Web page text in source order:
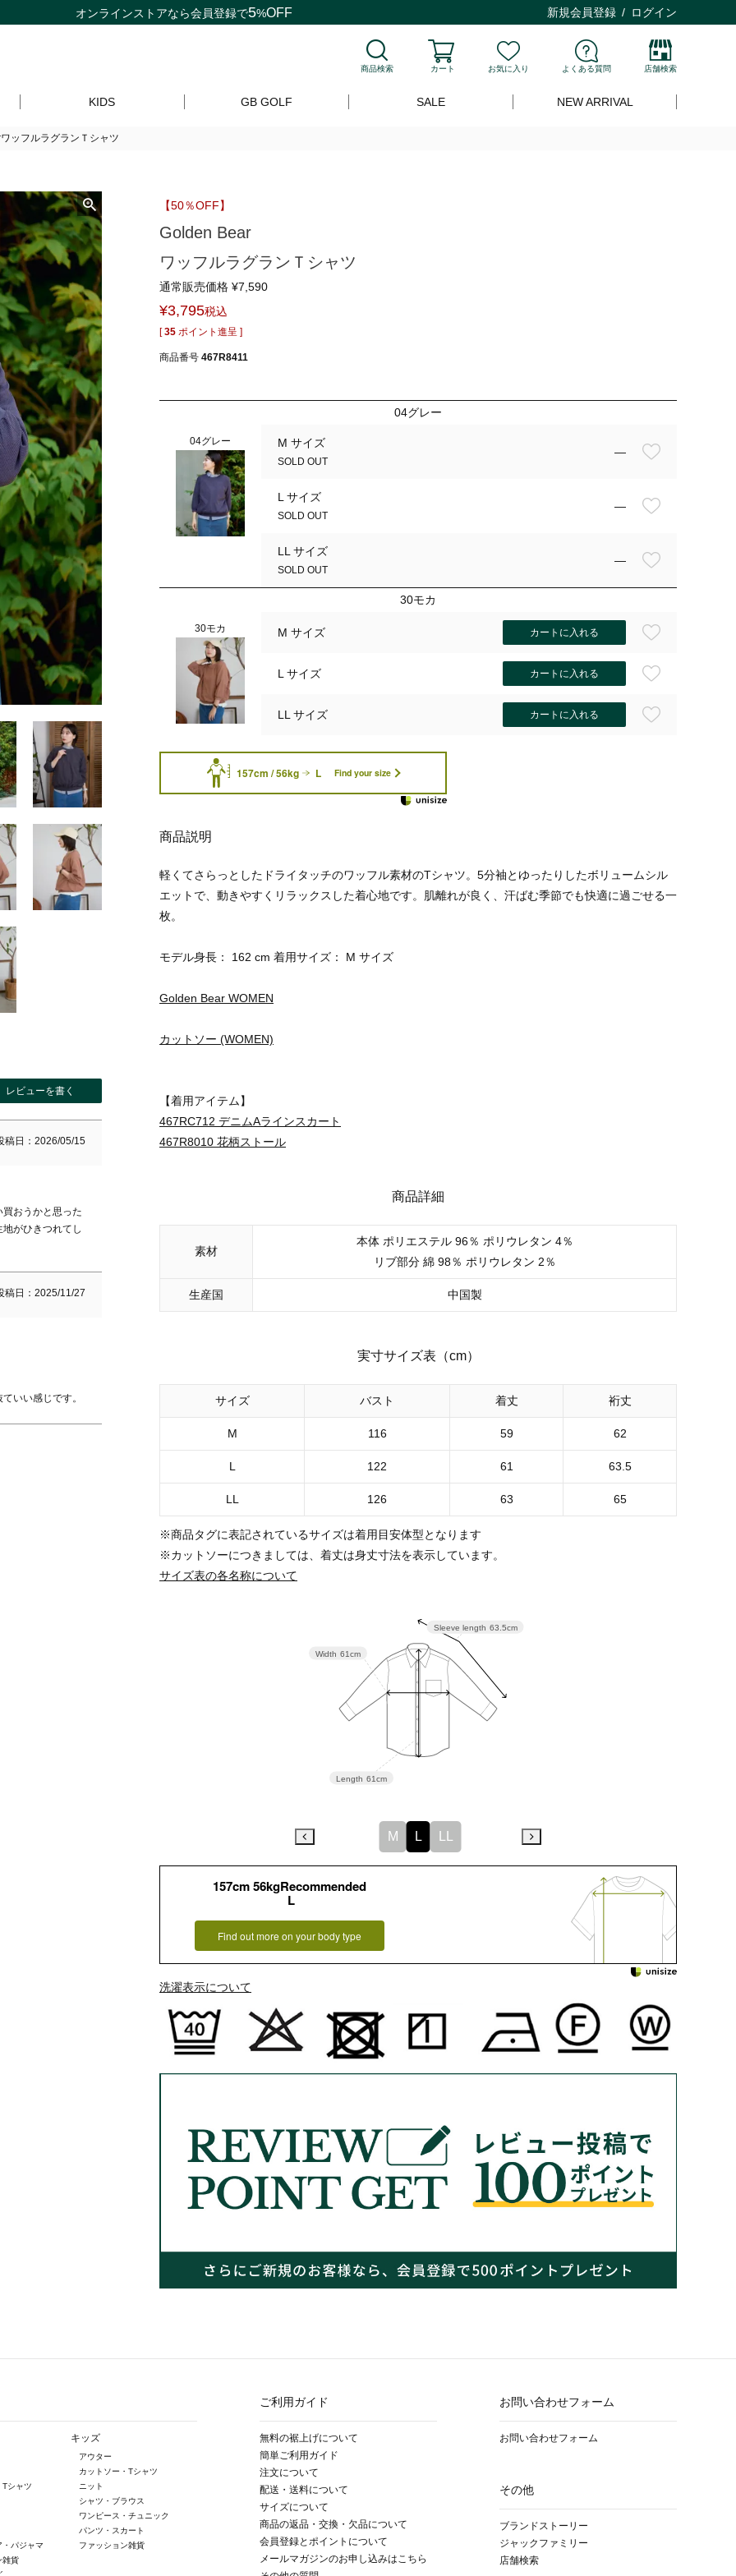
オンラインストアなら会員登録で5%OFF 新規会員登録 ログイン
商品検索 カート お気に入り よくある質問 店舗検索
KIDS GB GOLF SALE NEW ARRIVAL
ッフルラグランＴシャツ
稿日 2026/05/15
おうかと思った
がひきつれてし
稿日 2025/11/27
レビューを書く
【50％OFF】
Golden Bear
ワッフルラグランＴシャツ
通常販売価格 ¥7,590
¥3,795税込
[ 35 ポイント進呈 ]
商品番号 467R8411
04グレー
04グレー M サイズ
SOLD OUT
—
L サイズ
SOLD OUT
—
LL サイズ
SOLD OUT
—
30モカ
30モカ M サイズ カートに入れる
L サイズ カートに入れる
LL サイズ カートに入れる
157cm / 56kg L Find your size
商品説明
軽くてさらっとしたドライタッチのワッフル素材のTシャツ。5分袖とゆったりしたボリュームシル
エットで、動きやすくリラックスした着心地です。肌離れが良く、汗ばむ季節でも快適に過ごせる一
枚。
モデル身長： 162 cm 着用サイズ： M サイズ
Golden Bear WOMEN
カットソー (WOMEN)
【着用アイテム】
467RC712 デニムAラインスカート
467R8010 花柄ストール
商品詳細
素材
本体 ポリエステル 96％ ポリウレタン 4％
リブ部分 綿 98％ ポリウレタン 2％
生産国 中国製
実寸サイズ表（cm）
サイズ バスト 着丈 裄丈
M 116 59 62
L 122 61 63.5
LL 126 63 65
※商品タグに表記されているサイズは着用目安体型となります
※カットソーにつきましては、着丈は身丈寸法を表示しています。
サイズ表の各名称について
Sleeve length 63.5cm
Length 61cm
Width 61cm
M L
157cm 56kgRecommended
L
Find out more on your body type
洗濯表示について
Tシャツ
パジャマ
雑貨
キッズ
アウター
カットソー・Tシャツ
ニット
シャツ・ブラウス
ワンピース・チュニック
パンツ・スカート
ファッション雑貨
ご利用ガイド
無料の裾上げについて
簡単ご利用ガイド
注文について
配送・送料について
サイズについて
商品の返品・交換・欠品について
会員登録とポイントについて
メールマガジンのお申し込みはこちら
お問い合わせフォーム
お問い合わせフォーム
その他
ブランドストーリー
ジャックファミリー
店舗検索